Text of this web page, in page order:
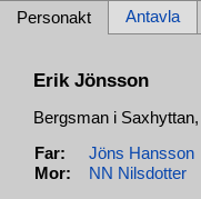
Personakt Antavla
Erik Jönsson
Bergsman i
Far:
Jöns Hansson
Mor:
NN Nilsdotter